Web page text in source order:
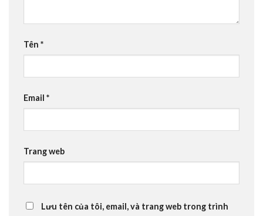
Tên *
Email *
Trang web
Lưu tên của tôi, email, và trang web trong trình